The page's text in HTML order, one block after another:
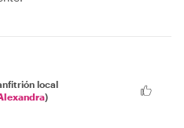
local
)